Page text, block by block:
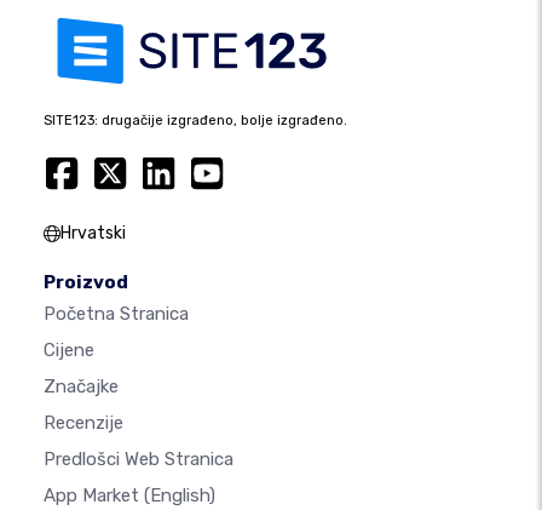
SITE123: drugačije izgrađeno, bolje izgrađeno.
Hrvatski
Proizvod
Početna Stranica
Cijene
Značajke
Recenzije
Predlošci Web Stranica
App Market (English)